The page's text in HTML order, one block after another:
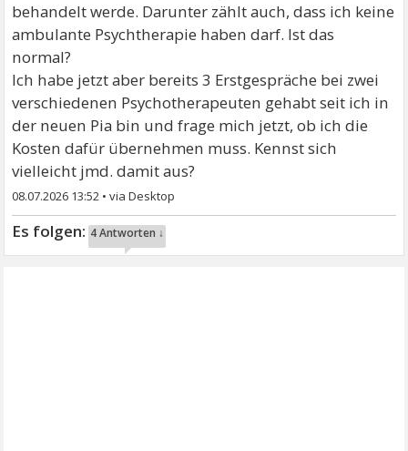
behandelt werde. Darunter zählt auch, dass ich keine
ambulante Psychtherapie haben darf. Ist das
normal?
Ich habe jetzt aber bereits 3 Erstgespräche bei zwei
verschiedenen Psychotherapeuten gehabt seit ich in
der neuen Pia bin und frage mich jetzt, ob ich die
Kosten dafür übernehmen muss. Kennst sich
vielleicht jmd. damit aus?
08.07.2026 13:52 •
4 Antworten ↓